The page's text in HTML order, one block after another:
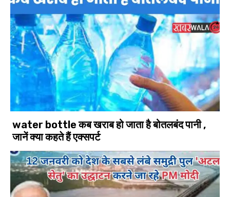
water bottle कब खराब हो जाता है बोतलबंद पानी ,
जानें क्या कहते हैं एक्सपर्ट